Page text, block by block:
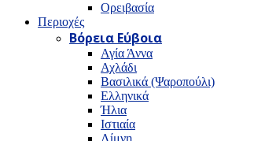
Ορειβασία
Περιοχές
Βόρεια Εύβοια
Αγία Άννα
Αχλάδι
Βασιλικά (Ψαροπούλι)
Ελληνικά
Ήλια
Ιστιαία